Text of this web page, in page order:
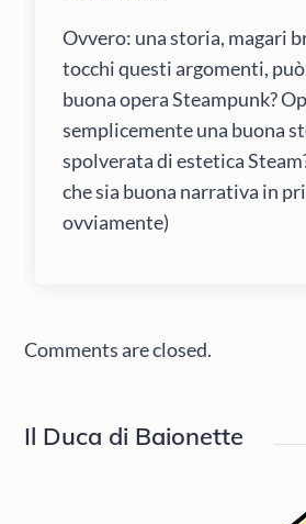
Ovvero: una storia, magari
tocchi questi argomenti, può
buona opera Steampunk?
semplicemente una buona
spolverata di estetica
che sia buona narrativa in
ovviamente)
Comments are closed.
Il Duca di Baionette